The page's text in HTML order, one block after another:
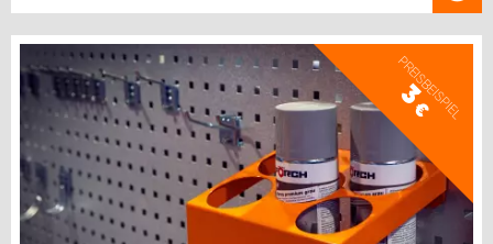
PREISBEISPIEL
3
€